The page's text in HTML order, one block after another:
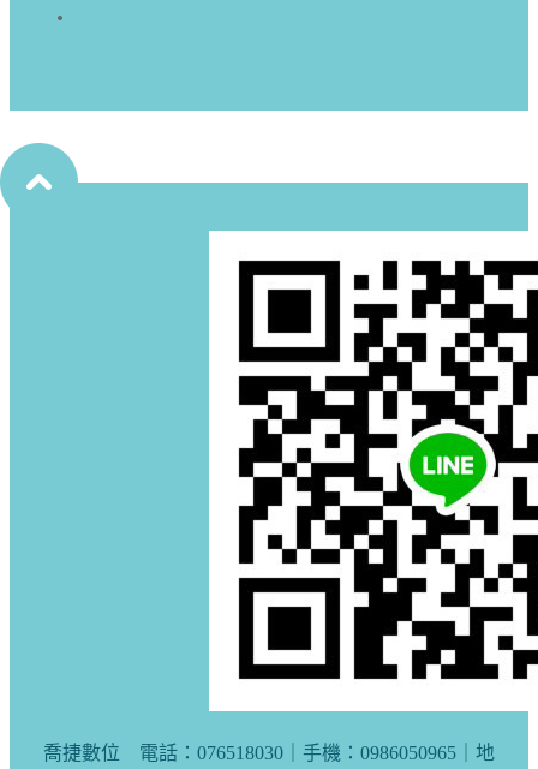
喬捷數位 電話：076518030｜手機：0986050965｜地